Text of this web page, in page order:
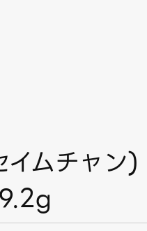
ムチャン)